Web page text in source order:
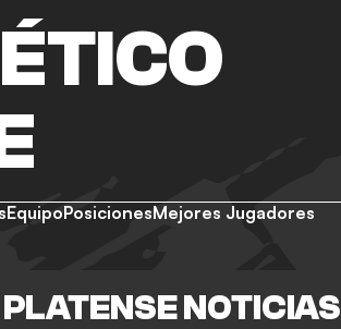
EquipoPosicionesMejores Jugadores
NOTICIAS